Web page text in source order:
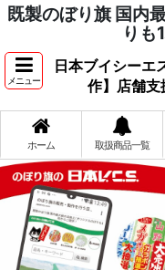
既製のぼり旗 国内
りも
メニュー
日本ブイシーエ
作】店舗
ホーム 取扱商品一覧